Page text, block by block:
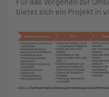
bietet sich ein Projekt in